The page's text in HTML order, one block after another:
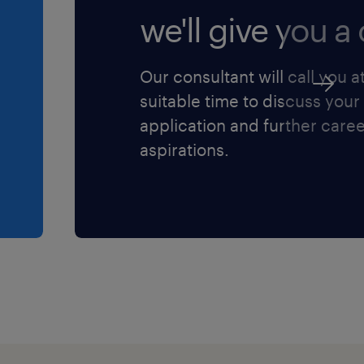
familiebedrijven in de
werkplezier voorop
je eerste werkdag
we'll give you a
Our consultant will call you
suitable time to discuss your
application and further
aspirations.